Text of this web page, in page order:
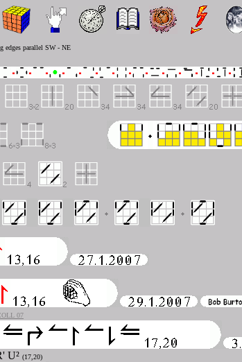
edges parallel SW - NE
07
U² (17,20)